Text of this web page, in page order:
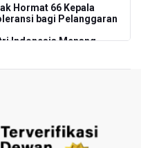
Hormat 66 Kepala
bagi Pelanggaran
Indonesia Menang
Gagal Tembus